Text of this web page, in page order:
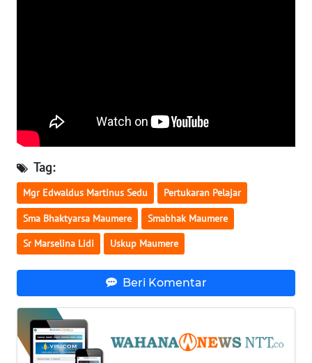
Tag:
Mgr Edwaldus Martinus Sedu Pertukaran Pelajar
Sma Bhaktyarsa Maumere Smabhak Maumere
Sr Marselina Lidi Uskup Maumere
Beri Komentar
WN
BALI
WN
KALBAR
WN
KALTENG
KALTARA
WN